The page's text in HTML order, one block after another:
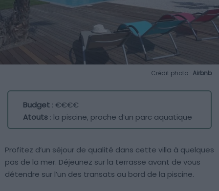
Crédit photo : Airbnb
Budget : €€€€
Atouts : la piscine, proche d’un parc aquatique
Profitez d’un séjour de qualité dans cette villa à quelques
pas de la mer. Déjeunez sur la terrasse avant de vous
détendre sur l’un des transats au bord de la piscine.